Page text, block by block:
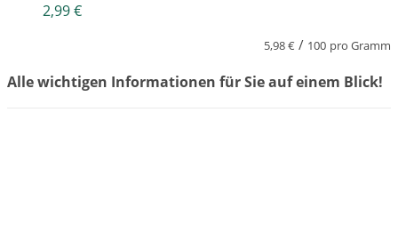
2,99€
5,98€ / 100 pro Gramm
Alle wichtigen Informationen für Sie auf einem Blick!